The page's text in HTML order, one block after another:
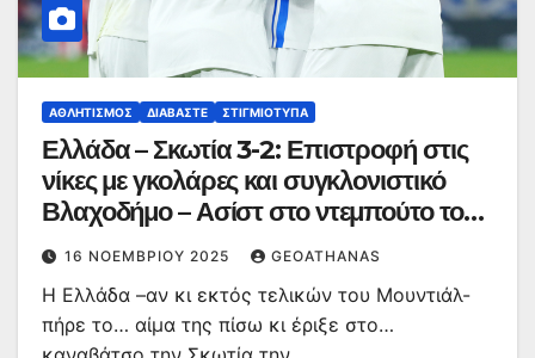
ΑΘΛΗΤΙΣΜΌΣ ΔΙΑΒΆΣΤΕ ΣΤΙΓΜΙΌΤΥΠΑ
Ελλάδα – Σκωτία 3-2: Επιστροφή στις
νίκες με γκολάρες και συγκλονιστικό
Βλαχοδήμο – Ασίστ στο ντεμπούτο του
ο Τεττέη
16 ΝΟΕΜΒΡΊΟΥ 2025 GEOATHANAS
Η Ελλάδα –αν κι εκτός τελικών του Μουντιάλ-
πήρε το… αίμα της πίσω κι έριξε στο…